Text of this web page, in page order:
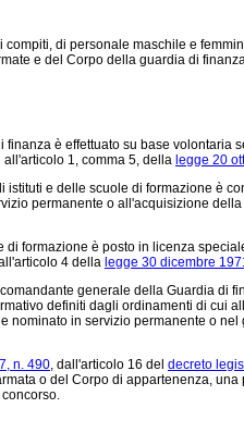
di personale maschile e
e del Corpo della guardia di
è effettuato su base
1, comma 5, della legge 20
e delle scuole di formazione è
permanente o all'acquisizione
formazione è posto in licenza
4 della legge 30 dicembre
generale della Guardia di
definiti dagli ordinamenti di cui
in servizio permanente o
n. 490, dall'articolo 16 del decreto
o del Corpo di appartenenza,